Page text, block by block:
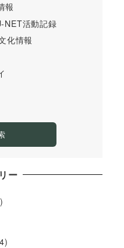
報
NET活動記録
化情報
ー